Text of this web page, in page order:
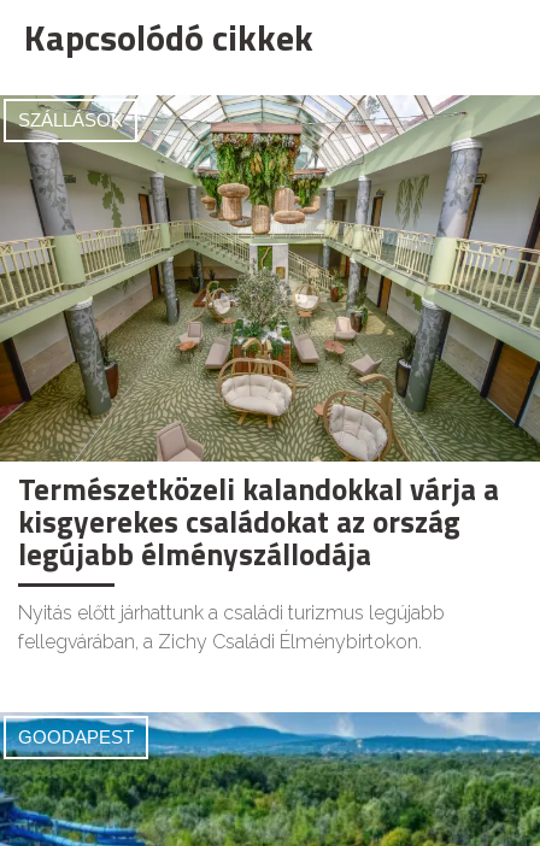
Kapcsolódó cikkek
SZÁLLÁSOK
Természetközeli kalandokkal várja a
kisgyerekes családokat az ország
legújabb élményszállodája
Nyitás előtt járhattunk a családi turizmus legújabb
fellegvárában, a Zichy Családi Élménybirtokon.
GOODAPEST